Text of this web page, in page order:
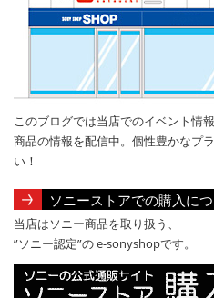
このブログでは当店でのイベント情
商品の情報を配信中。個性豊かなプ
い！
ソニーストアでの購入に
当店はソニー商品を取り扱う、
”ソニー認定”の e-sonyshopです。